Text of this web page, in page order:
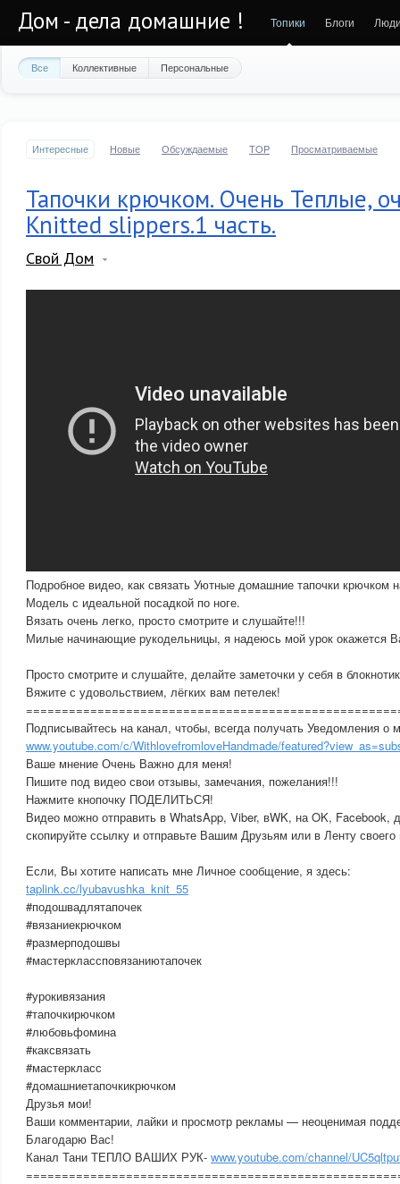
Дом - дела домашние ! Топики Блоги
Все Коллективные Персональные
Интересные Новые Обсуждаемые TOP Просматриваемые
Тапочки крючком. Очень Теплые,
Knitted slippers.1 часть.
Свой Дом
​Подробное видео, как связать Уютные домашние тапочки крючком
Модель с идеальной посадкой по ноге.
Вязать очень легко, просто смотрите и слушайте!!!
Милые начинающие рукодельницы, я надеюсь мой урок окажется
Просто смотрите и слушайте, делайте заметочки у себя в
Вяжите с удовольствием, лёгких вам петелек!
Подписывайтесь на канал, чтобы, всегда получать Уведомления о
www.youtube.com/c/WithlovefromloveHandmade/
Ваше мнение Очень Важно для меня!
Пишите под видео свои отзывы, замечания, пожелания!!!
Нажмите кнопочку ПОДЕЛИТЬСЯ!
Видео можно отправить в WhatsApp, Viber, вWK, на OK, Facebook,
скопируйте ссылку и отправьте Вашим Друзьям или в Ленту
Если, Вы хотите написать мне Личное сообщение, я здесь:
taplink.cc/lyubavushka_knit_55
#подошвадлятапочек
#вязаниекрючком
#размерподошвы
#мастерклассповязаниютапочек
#урокивязания
#тапочкирючком
#любовьфомина
#каксвязать
#мастеркласс
#домашниетапочкикрючком
Друзья мои!
Ваши комментарии, лайки и просмотр рекламы — неоценимая
Благодарю Вас!
Канал Тани ТЕПЛО ВАШИХ РУК- www.youtube.com/channel/